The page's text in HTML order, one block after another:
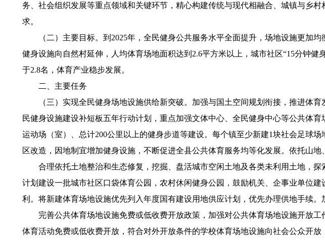
务、社会组织发展等重点领域和关键环节，精心构建传统与现代相融合、城镇与乡
求。
（二）主要目标。到2025年，全民健身公共服务水平全面提升，场地设施更加均
健身设施向自然村延伸，人均体育场地面积达到2.6平方米以上，城市社区“15分钟
于2.8名，体育产业稳步发展。
二、主要任务
（三）实现全民健身场地设施供给新突破。加强与国土空间规划衔接，推进体育
民健身设施建设补短板五年行动计划，重点加强文体中心、全民健身中心等公共体
运动场（室）、总计200公里以上的健身步道等建设。每个镇至少新建1块社会足球
区改造，因地制宜增加健身设施，不断促进全县公共体育服务均等化发展。依托
合理依托土地整治和生态修复，挖掘、盘活城市空闲土地及各类未利用土地，探
计划建设一批城市社区口袋体育公园，农村休闲健身公园，鼓励机关、企事业单位
利。将新建体育场地设施优先列入年度国有建设用地供应计划，优先办理供地手
完善公共体育场地设施免费或低收费开放政策，加强对公共体育场地设施开放工
体育活动免费或低收费开放，符合对外开放条件的学校体育场地设施向社会公众开